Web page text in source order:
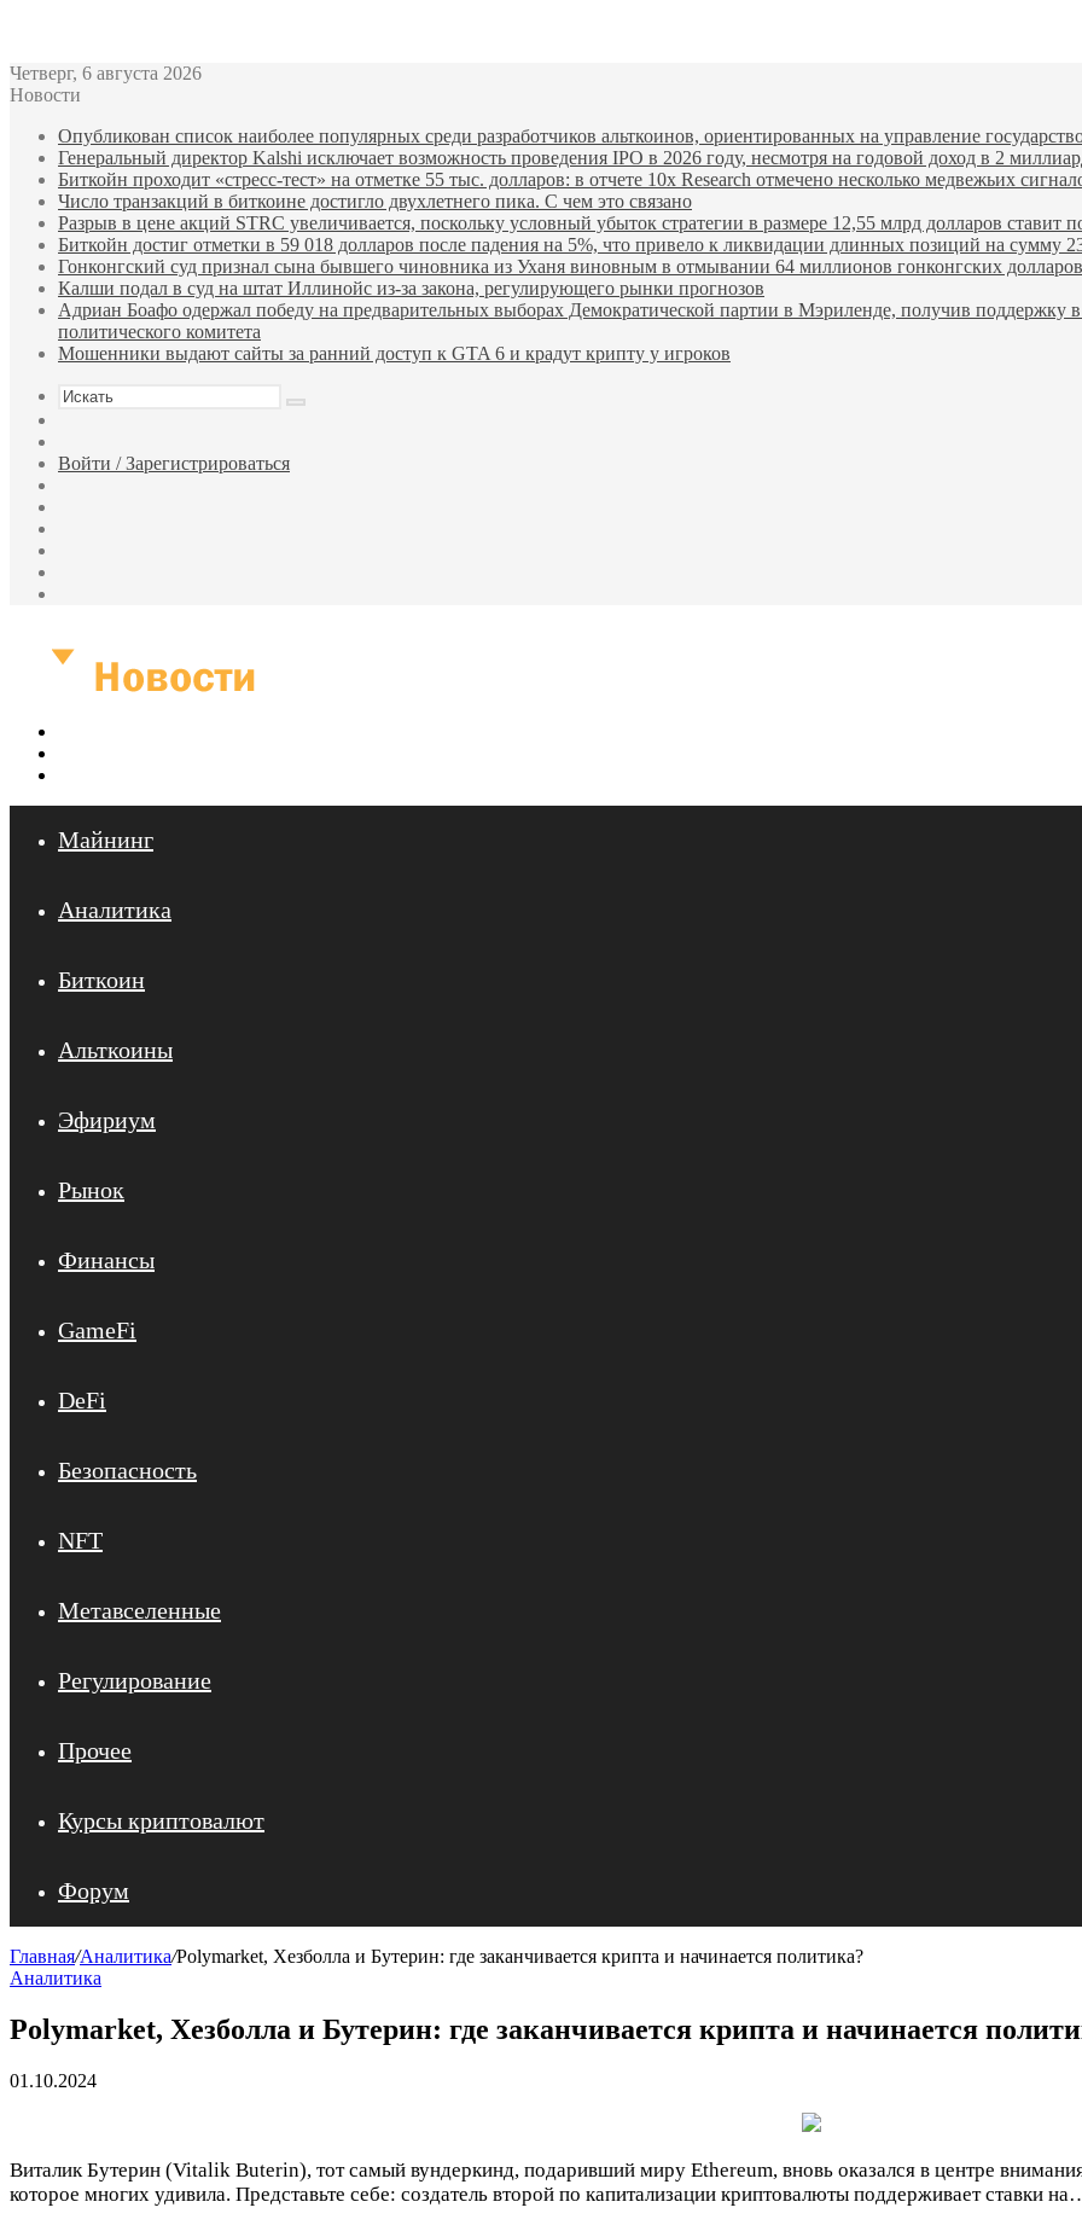
Четверг, 6 августа 2026
Новости
Опубликован список наиболее популярных среди разработчиков альткоинов, ориентированных на управление
Генеральный директор Kalshi исключает возможность проведения IPO в 2026 году, несмотря на годовой доход в 2
Биткойн проходит «стресс-тест» на отметке 55 тыс. долларов: в отчете 10x Research отмечено несколько медвежьих
Число транзакций в биткоине достигло двухлетнего пика. С чем это связано
Разрыв в цене акций STRC увеличивается, поскольку условный убыток стратегии в размере 12,55 млрд долларов ставит
Биткойн достиг отметки в 59 018 долларов после падения на 5%, что привело к ликвидации длинных позиций на сумму
Гонконгский суд признал сына бывшего чиновника из Уханя виновным в отмывании 64 миллионов гонконгских долларов
Калши подал в суд на штат Иллинойс из-за закона, регулирующего рынки прогнозов
Адриан Боафо одержал победу на предварительных выборах Демократической партии в Мэриленде, получив поддержку
политического комитета
Мошенники выдают сайты за ранний доступ к GTA 6 и крадут крипту у игроков
Искать
статья
Войти / Зарегистрироваться
Майнинг
Аналитика
Биткоин
Альткоины
Эфириум
Рынок
Финансы
GameFi
DeFi
Безопасность
NFT
Метавселенные
Регулирование
Прочее
Курсы криптовалют
Форум
Главная/Аналитика/Polymarket, Хезболла и Бутерин: где заканчивается крипта и начинается политика?
Аналитика
Polymarket, Хезболла и Бутерин: где заканчивается крипта и начинается
01.10.2024
Виталик Бутерин (Vitalik Buterin), тот самый вундеркинд, подаривший миру Ethereum, вновь оказался в центре
которое многих удивила. Представьте себе: создатель второй по капитализации криптовалюты поддерживает ставки